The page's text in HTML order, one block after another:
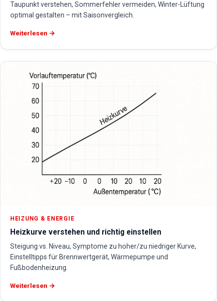
Taupunkt verstehen, Sommerfehler vermeiden, Winter-Lüftung
optimal gestalten – mit Saisonvergleich.
Weiterlesen →
HEIZUNG & ENERGIE
Heizkurve verstehen und richtig einstellen
Steigung vs. Niveau, Symptome zu hoher/zu niedriger Kurve,
Einstelltipps für Brennwertgerät, Wärmepumpe und
Fußbodenheizung.
Weiterlesen →